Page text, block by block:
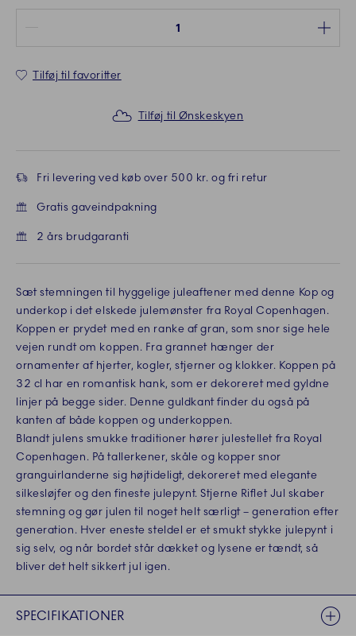
Tilføj til favoritter
Tilføj til Ønskeskyen
Fri levering ved køb over 500 kr. og fri retur
Gratis gaveindpakning
2 års brudgaranti
Sæt stemningen til hyggelige juleaftener med denne Kop og
underkop i det elskede julemønster fra Royal Copenhagen.
Koppen er prydet med en ranke af gran, som snor sige hele
vejen rundt om koppen. Fra grannet hænger der
ornamenter af hjerter, kogler, stjerner og klokker. Koppen på
32 cl har en romantisk hank, som er dekoreret med gyldne
linjer på begge sider. Denne guldkant finder du også på
kanten af både koppen og underkoppen.
Blandt julens smukke traditioner hører julestellet fra Royal
Copenhagen. På tallerkener, skåle og kopper snor
granguirlanderne sig højtideligt, dekoreret med elegante
silkesløjfer og den fineste julepynt. Stjerne Riflet Jul skaber
stemning og gør julen til noget helt særligt – generation efter
generation. Hver eneste steldel er et smukt stykke julepynt i
sig selv, og når bordet står dækket og lysene er tændt, så
bliver det helt sikkert jul igen.
SPECIFIKATIONER